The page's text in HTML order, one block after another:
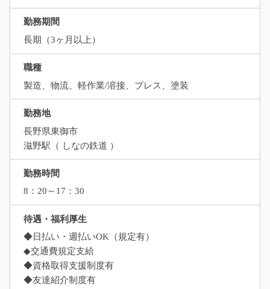
勤務期間
長期（3ヶ月以上）
職種
製造、物流、軽作業/溶接、プレス、塗装
勤務地
長野県東御市
滋野駅（ しなの鉄道 ）
勤務時間
8：20～17：30
待遇・福利厚生
◆日払い・週払いOK（規定有）
◆交通費規定支給
◆資格取得支援制度有
◆友達紹介制度有